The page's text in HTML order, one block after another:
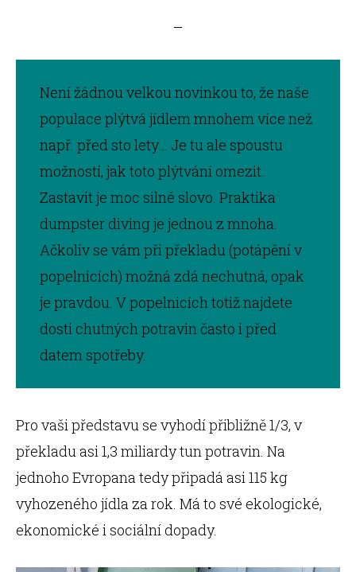
Není žádnou velkou novinkou to, že naše
populace plýtvá jídlem mnohem více než
např. před sto lety… Je tu ale spoustu
možností, jak toto plýtvání omezit.
Zastavit je moc silné slovo. Praktika
dumpster diving je jednou z mnoha.
Ačkoliv se vám při překladu (potápění v
popelnicích) možná zdá nechutná, opak
je pravdou. V popelnicích totiž najdete
dosti chutných potravin často i před
datem spotřeby.
Pro vaši představu se vyhodí přibližně 1/3, v
překladu asi 1,3 miliardy tun potravin. Na
jednoho Evropana tedy připadá asi 115 kg
vyhozeného jídla za rok. Má to své ekologické,
ekonomické i sociální dopady.